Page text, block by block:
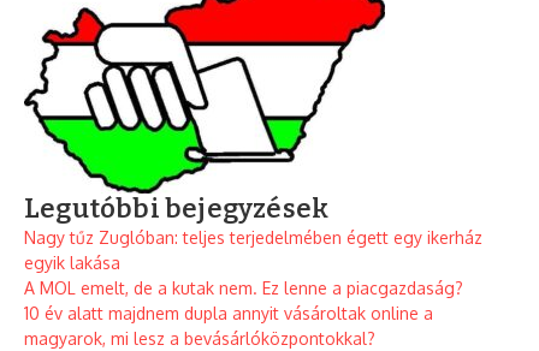
Legutóbbi bejegyzések
Nagy tűz Zuglóban: teljes terjedelmében égett egy ikerház
egyik lakása
A MOL emelt, de a kutak nem. Ez lenne a piacgazdaság?
10 év alatt majdnem dupla annyit vásároltak online a
magyarok, mi lesz a bevásárlóközpontokkal?